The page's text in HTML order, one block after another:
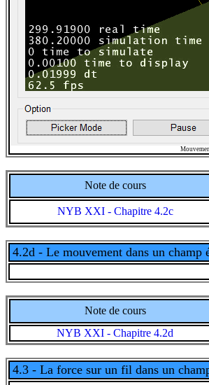
Note de cours
NYB XXI - Chapitre 4.2c
4.2d - Le mouvement dans un champ
Note de cours
NYB XXI - Chapitre 4.2d
4.3 - La force sur un fil dans un